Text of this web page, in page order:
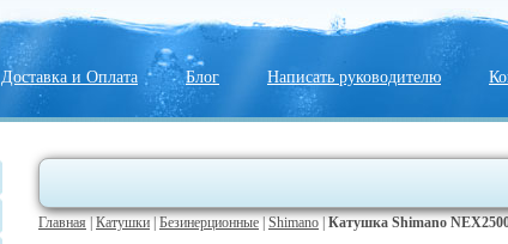
Доставка и Оплата Блог Написать руководителю
Главная Катушки Безинерционные Shimano Катушка Shimano